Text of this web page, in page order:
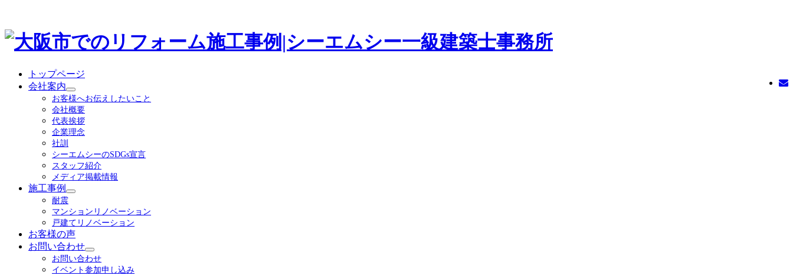
トップページ
会社案内
サ
ブ
メ
ニ
ュ
を
展
開
お客様へお伝えしたいこと
会社概要
代表挨拶
企業理念
社訓
シーエムシーのSDGs宣言
スタッフ紹介
メディア掲載情報
施工事例
サ
メ
ニ
ュ
ー
を
展
耐震
マンションリノベーション
戸建てリノベーション
お客様の声
お問い合わせ
サ
ブ
メ
お問い合わせ
イベント参加申し込み